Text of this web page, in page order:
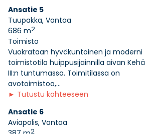
Ansatie 5
Tuupakka, Vantaa
686 m2
Toimisto
Vuokrataan hyväkuntoinen ja moderni
toimistotila huippusijainnilla aivan Kehä
III:n tuntumassa. Toimitilassa on
avotoimistoa,...
► Tutustu kohteeseen
Ansatie 6
Aviapolis, Vantaa
2